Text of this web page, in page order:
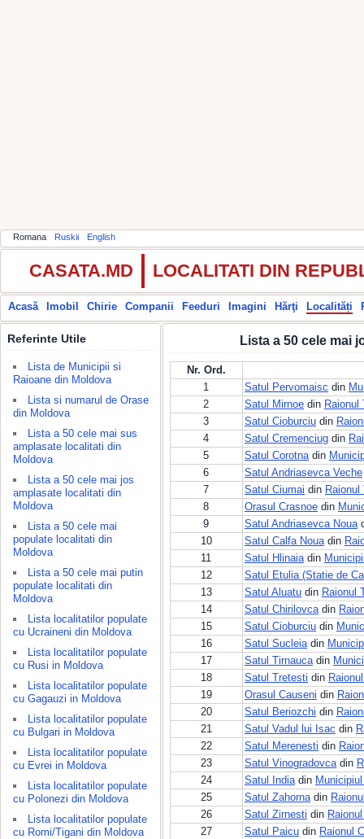
Romana Ruskii English
CASATA.MD LOCALITATI DIN
Acasă Imobil Chirie Companii Feeduri Imagini Hărţi Localități
Referinte Utile
Lista de Municipii si
Raioane din Moldova
Lista si numarul de Orase
din Moldova
Lista a 50 cele mai sus
amplasate localitati din
Moldova
Lista a 50 cele mai jos
amplasate localitati din
Moldova
Lista a 50 cele mai
populate localitati din
Moldova
Lista a 50 cele mai putin
populate localitati din
Moldova
Lista localitatilor populate
cu Ucraineni din Moldova
Lista localitatilor populate
cu Rusi in Moldova
Lista localitatilor populate
cu Gagauzi in Moldova
Lista localitatilor populate
cu Bulgari in Moldova
Lista localitatilor populate
cu Evrei in Moldova
Lista localitatilor populate
cu Polonezi din Moldova
Lista localitatilor populate
cu Romi/Tigani din Moldova
Lista a 50 cele mai
Nr. Ord.
1
Satul Pervomaisc din
2
Satul Mirnoe din Raionul
3
Satul Cioburciu din
4
Satul Cremenciug din
5
Satul Corotnadin
6
Satul Andriasevca Veche
7
Satul Ciumai din Raionul
8
Orasul Crasnoe din
9
Satul Andriasevca Noua
10
Satul Calfa Nouadin
11
Satul Hlinaiadin
12
Satul Etulia (Statie de
13
Satul Aluatu din Raionul
14
Satul Chirilovcadin
15
Satul Cioburciu din
16
Satul Sucleiadin
17
Satul Tirnaucadin
18
Satul Tretesti din
19
Orasul Causeni din
20
Satul Beriozchi din
21
Satul Vadul lui Isac din
22
Satul Merenesti din
23
Satul Vinogradovcadin
24
Satul Indiadin
25
Satul Zahornadin
26
Satul Zirnesti din
27
Satul Paicu din Raionul